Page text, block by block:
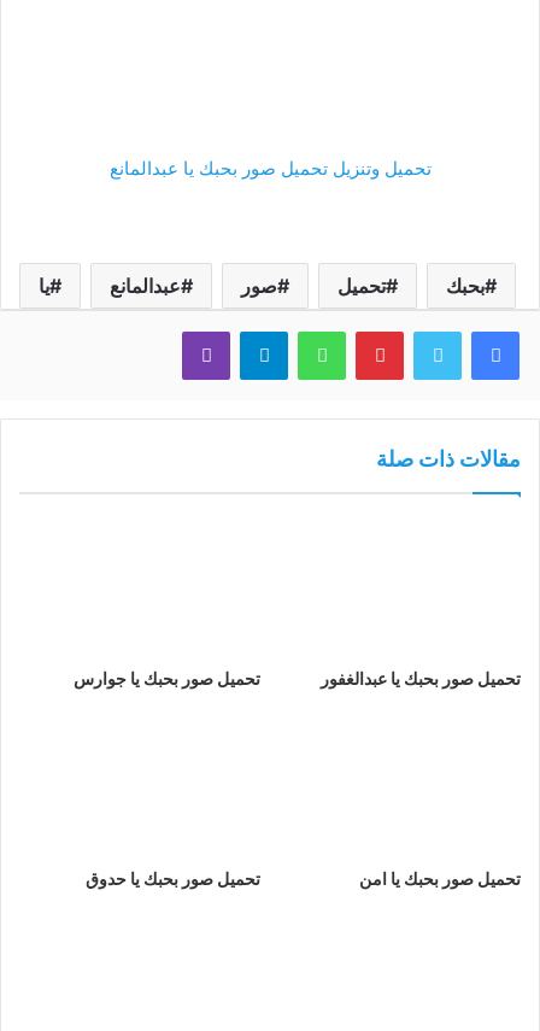
تحميل وتنزيل تحميل صور بحبك يا عبدالمانع
بحبك تحميل صور عبدالمانع يا
فيسبوك تويتر بينتيريستواتساب تيلقرام ڤايبر
مقالات ذات صلة
تحميل صور بحبك يا عبدالغفور تحميل صور بحبك يا جوارس
تحميل صور بحبك يا امن تحميل صور بحبك يا حدوق